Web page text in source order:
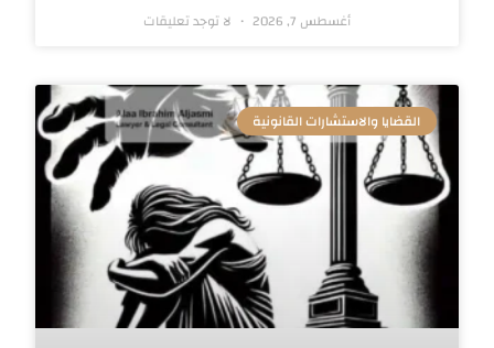
أغسطس 7, 2026 لا توجد تعليقات
القضايا والاستشارات القانونية